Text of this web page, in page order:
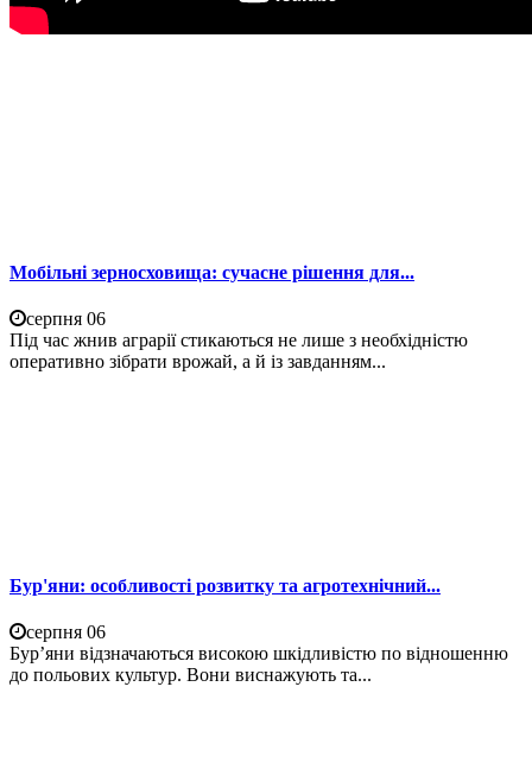
Мобільні зерносховища: сучасне рішення для...
серпня 06
Під час жнив аграрії стикаються не лише з необхідністю
оперативно зібрати врожай, а й із завданням...
Бур'яни: особливості розвитку та агротехнічний...
серпня 06
Бур’яни відзначаються високою шкідливістю по відношенню
до польових культур. Вони виснажують та...